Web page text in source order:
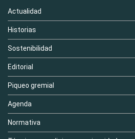
Actualidad
Historias
Sostenibilidad
Editorial
Piqueo gremial
Agenda
Normativa